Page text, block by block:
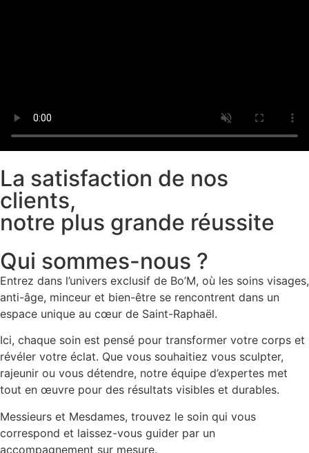
La satisfaction de nos
clients,
notre plus grande réussite
Qui sommes-nous ?
Entrez dans l’univers exclusif de Bo’M, où les soins visages,
anti-âge, minceur et bien-être se rencontrent dans un
espace unique au cœur de Saint-Raphaël.
Ici, chaque soin est pensé pour transformer votre corps et
révéler votre éclat. Que vous souhaitiez vous sculpter,
rajeunir ou vous détendre, notre équipe d’expertes met
tout en œuvre pour des résultats visibles et durables.
Messieurs et Mesdames, trouvez le soin qui vous
correspond et laissez-vous guider par un
accompagnement sur mesure.